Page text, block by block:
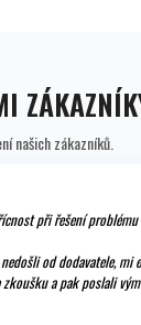
našich zákazníků.
při řešení problému
od dodavatele, mi
a pak poslali